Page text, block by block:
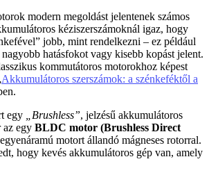
modern megoldást jelentenek számos
kéziszerszámoknál igaz, hogy
jobb, mint rendelkezni – ez például
nagyobb hatásfokot vagy kisebb kopást jelent.
kommutátoros motorokhoz képest
Akkumulátoros szerszámok: a szénkeféktől a
egy
„Brushless”, jelzésű akkumulátoros
az egy BLDC motor (Brushless Direct
motort állandó mágneses rotorral.
hogy kevés akkumulátoros gép van, amely